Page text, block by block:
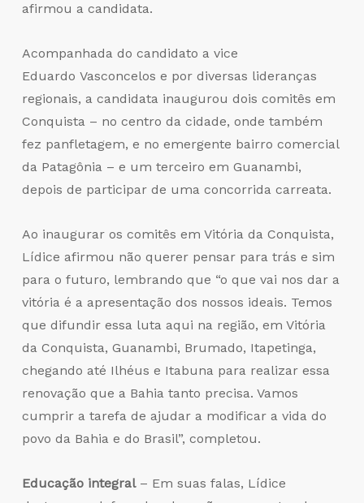
afirmou a candidata.
Acompanhada do candidato a vice
Eduardo Vasconcelos e por diversas lideranças
regionais, a candidata inaugurou dois comitês em
Conquista – no centro da cidade, onde também
fez panfletagem, e no emergente bairro comercial
da Patagônia – e um terceiro em Guanambi,
depois de participar de uma concorrida carreata.
Ao inaugurar os comitês em Vitória da Conquista,
Lídice afirmou não querer pensar para trás e sim
para o futuro, lembrando que “o que vai nos dar a
vitória é a apresentação dos nossos ideais. Temos
que difundir essa luta aqui na região, em Vitória
da Conquista, Guanambi, Brumado, Itapetinga,
chegando até Ilhéus e Itabuna para realizar essa
renovação que a Bahia tanto precisa. Vamos
cumprir a tarefa de ajudar a modificar a vida do
povo da Bahia e do Brasil”, completou.
Educação integral– Em suas falas, Lídice